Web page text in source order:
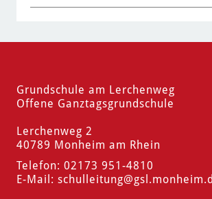
Grundschule am Lerchenweg
Offene Ganztagsgrundschule
Lerchenweg 2
40789 Monheim am Rhein
Telefon: 02173 951-4810
E-Mail: schulleitung